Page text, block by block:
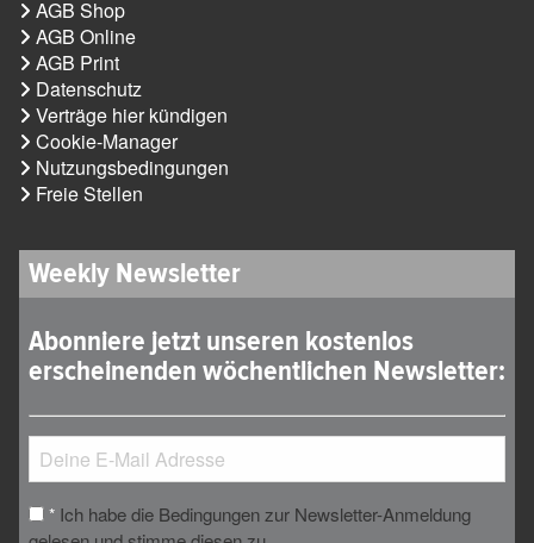
AGB Shop
AGB Online
AGB Print
Datenschutz
Verträge hier kündigen
Cookie-Manager
Nutzungsbedingungen
Freie Stellen
Weekly Newsletter
Abonniere jetzt unseren kostenlos
erscheinenden wöchentlichen Newsletter:
* Ich habe die Bedingungen zur Newsletter-Anmeldung